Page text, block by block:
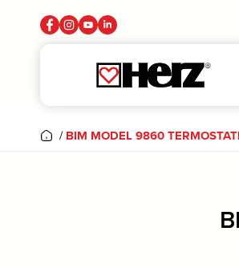
/ BIM MODEL 9860